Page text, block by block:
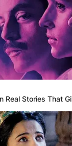
Real Stories That